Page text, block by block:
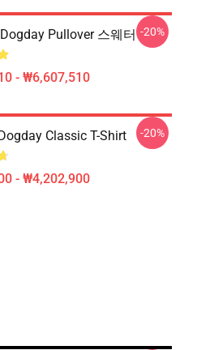
Pullover 스웨터
- ₩6,607,510
-20%
Classic T-Shirt
- ₩4,202,900
-20%